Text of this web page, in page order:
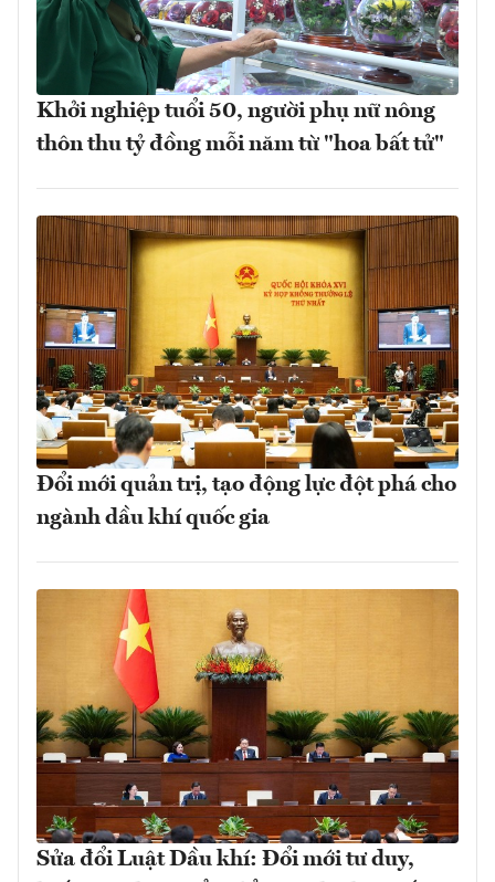
Khởi nghiệp tuổi 50, người phụ nữ nông
thôn thu tỷ đồng mỗi năm từ "hoa bất tử"
Đổi mới quản trị, tạo động lực đột phá cho
ngành dầu khí quốc gia
Sửa đổi Luật Dầu khí: Đổi mới tư duy,